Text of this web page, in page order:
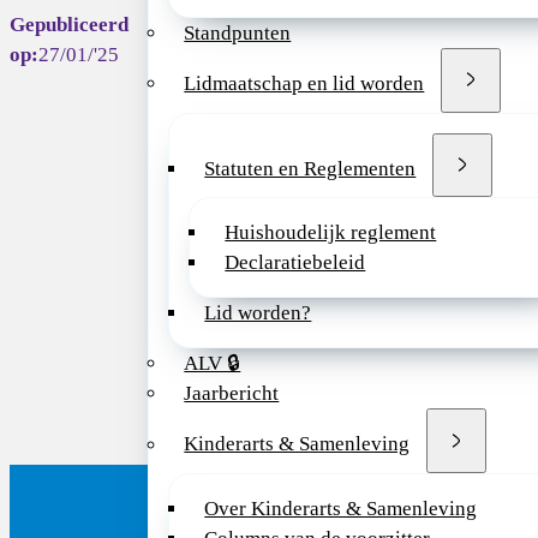
Standpunten
Lidmaatschap en lid worden
Statuten en Reglementen
Huishoudelijk reglement
Declaratiebeleid
Lid worden?
ALV 🔒
Jaarbericht
Kinderarts & Samenleving
Over Kinderarts & Samenleving
27/01/'25
Deel dit bericht